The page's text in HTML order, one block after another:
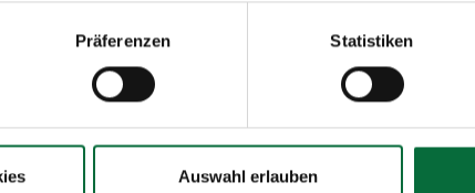
Präferenzen Statistiken
Auswahl erlauben
Anteilen
2020